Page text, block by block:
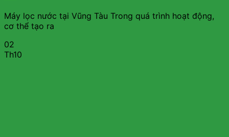
Máy lọc nước tại Vũng Tàu Trong quá trình hoạt động,
cơ thể tạo ra
02
Th10